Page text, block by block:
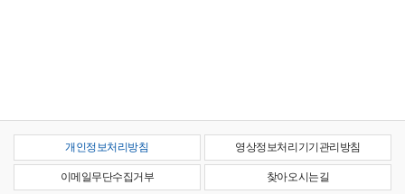
개인정보처리방침 영상정보처리기기관리방침
이메일무단수집거부 찾아오시는길